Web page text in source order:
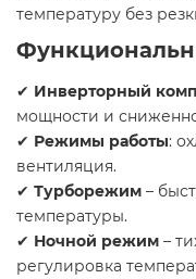
температуру без
✔ Инверторный
мощности и
✔ Режимы работы:
вентиляция.
✔ Турборежим –
температуры.
✔ Ночной режим –
регулировка